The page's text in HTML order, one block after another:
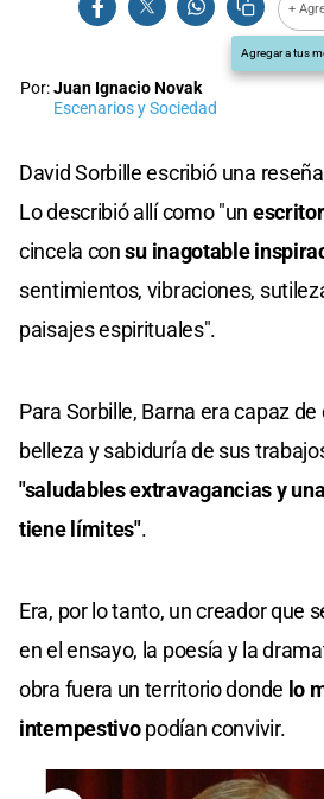
+
Agregar a tus
Por:Juan Ignacio Novak
Escenarios y Sociedad
David Sorbille escribió una
Lo describió allí como "un
cincela consu inagotable
sentimientos, vibraciones,
paisajes espirituales".
Para Sorbille, Barna era capaz
belleza y sabiduría de sus
"saludables extravagancias y
tiene límites".
Era, por lo tanto, un creador que
en el ensayo, la poesía y la
obra fuera un territorio donde lo
intempestivopodían convivir.